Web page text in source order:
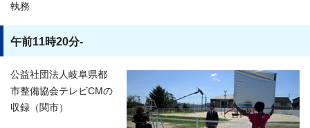
執務
午前11時20分-
公益社団法人岐阜県都
市整備協会テレビCMの
収録（関市）